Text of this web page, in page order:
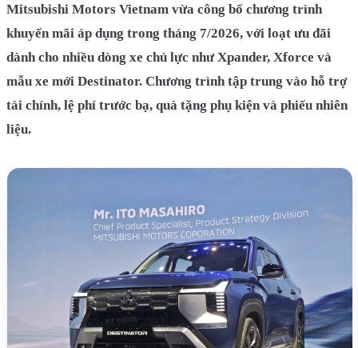
Mitsubishi Motors Vietnam vừa công bố chương trình
khuyến mãi áp dụng trong tháng 7/2026, với loạt ưu đãi
dành cho nhiều dòng xe chủ lực như Xpander, Xforce và
mẫu xe mới Destinator. Chương trình tập trung vào hỗ trợ
tài chính, lệ phí trước bạ, quà tặng phụ kiện và phiếu nhiên
liệu.